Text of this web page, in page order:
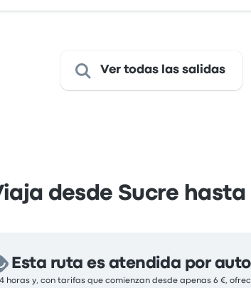
Ver todas las salidas
desde Sucre hasta
Esta ruta es atendida por
horas y, con tarifas que comienzan desde apenas 6 €,